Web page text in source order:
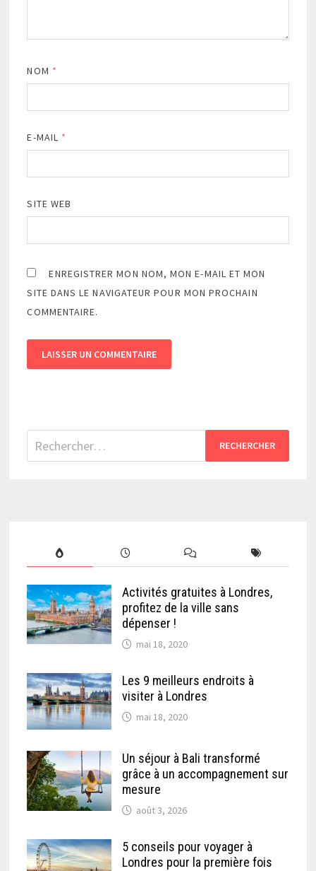
NOM *
E-MAIL *
SITE WEB
ENREGISTRER MON NOM, MON E-MAIL ET MON
SITE DANS LE NAVIGATEUR POUR MON PROCHAIN
COMMENTAIRE.
Rechercher :
Activités gratuites à Londres,
profitez de la ville sans
dépenser !
mai 18, 2020
Les 9 meilleurs endroits à
visiter à Londres
mai 18, 2020
Un séjour à Bali transformé
grâce à un accompagnement sur
mesure
août 3, 2026
5 conseils pour voyager à
Londres pour la première fois